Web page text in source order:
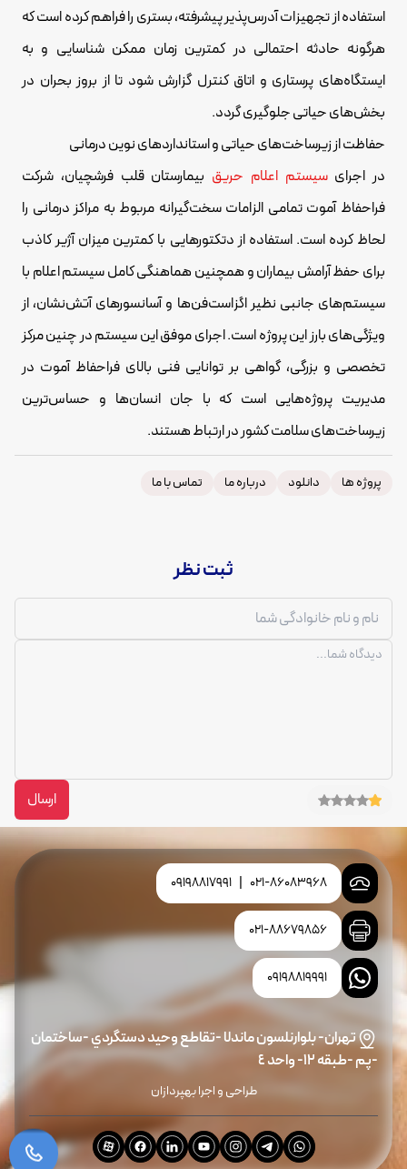
استفاده از تجهیزات آدرس‌پذیر پیشرفته، بستری را فراهم کرده است که
هرگونه حادثه احتمالی در کمترین زمان ممکن شناسایی و به
ایستگاه‌های پرستاری و اتاق کنترل گزارش شود تا از بروز بحران در
بخش‌های حیاتی جلوگیری گردد.
حفاظت از زیرساخت‌های حیاتی و استانداردهای نوین درمانی
در اجرایسیستم اعلام حریق بیمارستان قلب فرشچیان، شرکت
فراحفاظ آموت تمامی الزامات سخت‌گیرانه مربوط به مراکز درمانی را
لحاظ کرده است. استفاده از دتکتورهایی با کمترین میزان آژیر کاذب
برای حفظ آرامش بیماران و همچنین هماهنگی کامل سیستم اعلام با
سیستم‌های جانبی نظیر اگزاست‌فن‌ها و آسانسورهای آتش‌نشان، از
ویژگی‌های بارز این پروژه است. اجرای موفق این سیستم در چنین مرکز
تخصصی و بزرگی، گواهی بر توانایی فنی بالای فراحفاظ آموت در
مدیریت پروژه‌هایی است که با جان انسان‌ها و حساس‌ترین
زیرساخت‌های سلامت کشور در ارتباط هستند.
پروژه ها دانلود درباره ما تماس با ما
ثبت نظر
ارسال
021-86083968
09198817991
021-88679856
09198819991
تهران- بلوارنلسون ماندلا -تقاطع وحيد دستگردي -ساختمان
-پم -طبقه ١٢- واحد ٤
طراحی و اجرا بهپردازان